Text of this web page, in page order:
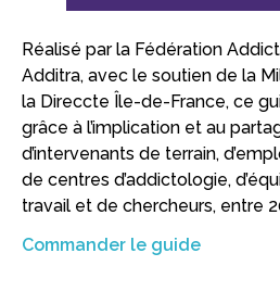
Réalisé par la Fédération
Additra, avec le soutien de la
la Direccte Île-de-France, ce
grâce à l’implication et au
d’intervenants de terrain,
de centres d’addictologie,
travail et de chercheurs, entre
Commander le guide